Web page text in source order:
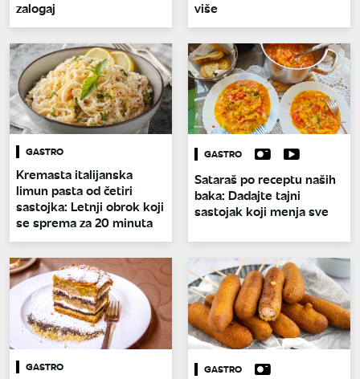
zalogaj više
GASTRO
Kremasta italijanska
limun pasta od četiri
sastojka: Letnji obrok koji
se sprema za 20 minuta
GASTRO
Sataraš po receptu naših
baka: Dadajte tajni
sastojak koji menja sve
GASTRO GASTRO